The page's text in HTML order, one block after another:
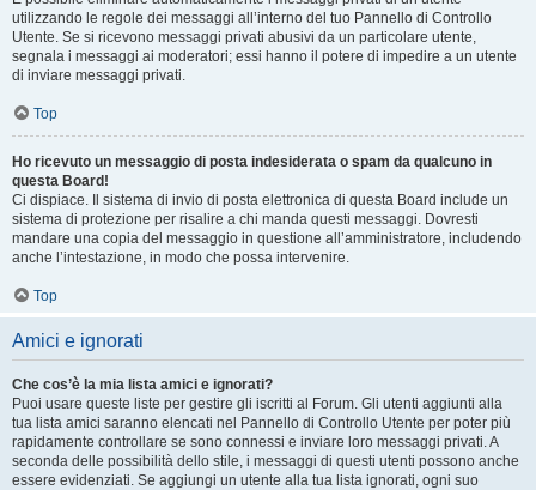
utilizzando le regole dei messaggi all’interno del tuo Pannello di Controllo
Utente. Se si ricevono messaggi privati ​​abusivi da un particolare utente,
segnala i messaggi ai moderatori; essi hanno il potere di impedire a un utente
di inviare messaggi privati​​.
Top
Ho ricevuto un messaggio di posta indesiderata o spam da qualcuno in
questa Board!
Ci dispiace. Il sistema di invio di posta elettronica di questa Board include un
sistema di protezione per risalire a chi manda questi messaggi. Dovresti
mandare una copia del messaggio in questione all’amministratore, includendo
anche l’intestazione, in modo che possa intervenire.
Top
Amici e ignorati
Che cos’è la mia lista amici e ignorati?
Puoi usare queste liste per gestire gli iscritti al Forum. Gli utenti aggiunti alla
tua lista amici saranno elencati nel Pannello di Controllo Utente per poter più
rapidamente controllare se sono connessi e inviare loro messaggi privati. A
seconda delle possibilità dello stile, i messaggi di questi utenti possono anche
essere evidenziati. Se aggiungi un utente alla tua lista ignorati, ogni suo